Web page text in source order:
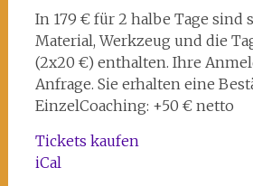
Kunst-
und
Kreativhaus
Rechenzentrum
In 179 € für 2 halbe Tage sind
Material, Werkzeug und die
(2x20 €) enthalten. Ihre
Anfrage. Sie erhalten eine
EinzelCoaching: +50 € netto
Tickets kaufen
iCal